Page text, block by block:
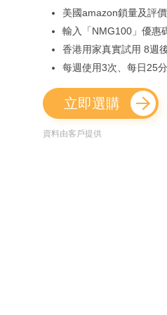
美國amazon鎖量及評
輸入「NMG100」優惠
香港用家真實試用 8週
每週使用3次、每日25
立即選購
資料由客戶提供